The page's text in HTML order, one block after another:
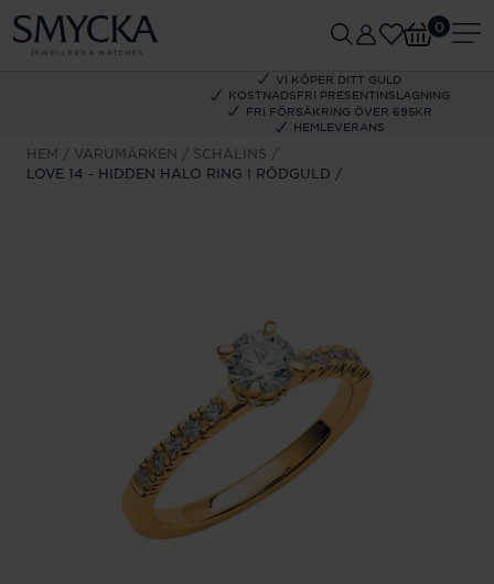
VI KÖPER DITT GULD
KOSTNADSFRI PRESENTINSLAGNING
FRI FÖRSÄKRING ÖVER 695KR
HEMLEVERANS
0
HEM VARUMÄRKEN
SCHALINS
LOVE 14 - HIDDEN HALO RING I RÖDGULD